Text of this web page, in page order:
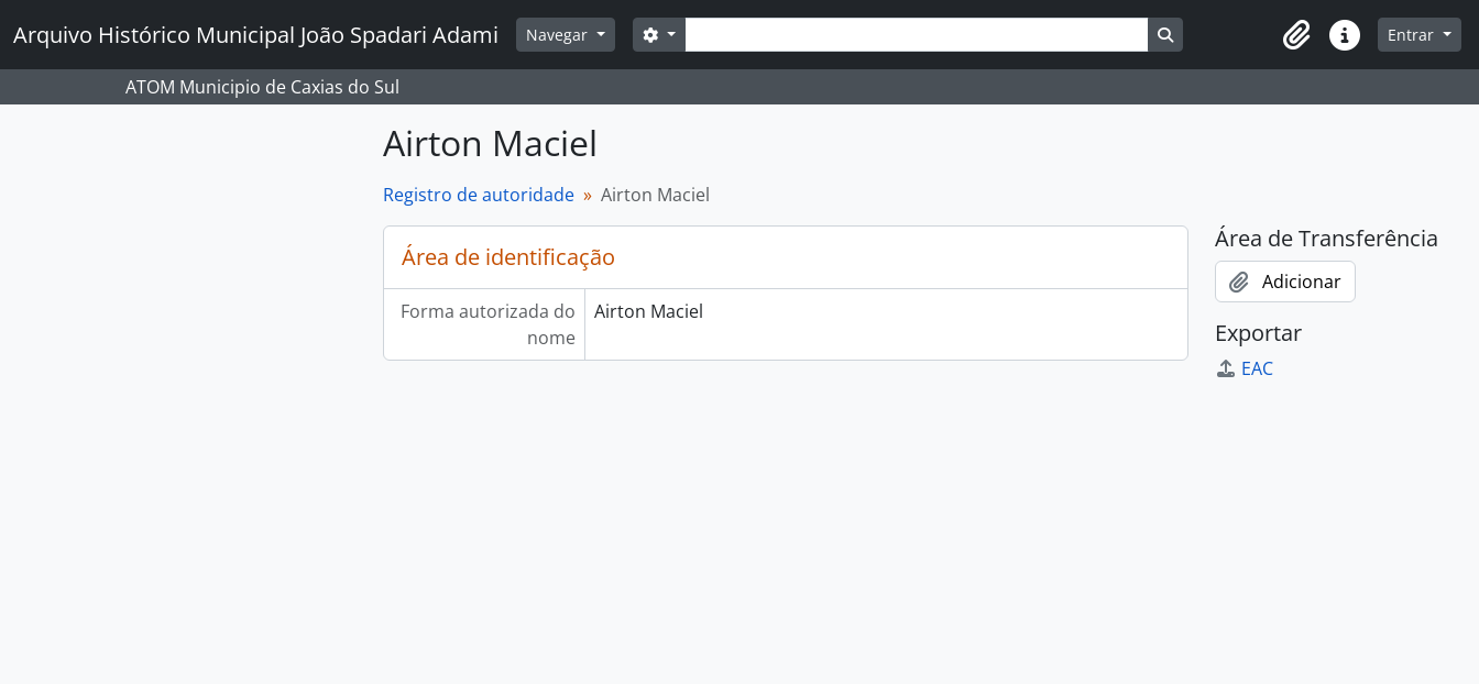
Arquivo Histórico Municipal João Spadari Adami Navegar Buscar
Opções de busca Busque na página de navegação
Atalhos Entrar
ATOM Municipio de Caxias do Sul
Airton Maciel
Registro de autoridade Airton Maciel
Área de identificação
Forma autorizada do
nome
Airton Maciel
Área de Transferência
Adicionar
Exportar
EAC